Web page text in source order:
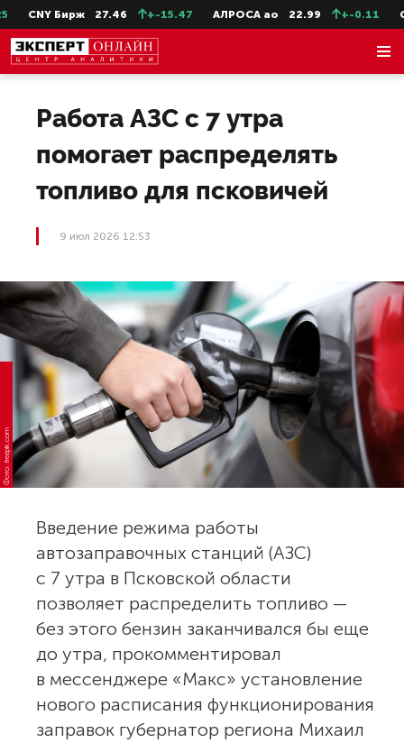
CNY Бирж 27.46 +-15.47 АЛРОСА ао 22.99 +-0.11
Работа АЗС с 7 утра
помогает распределять
топливо для псковичей
9 июл 2026 12:53
Фото: freepik.com
Введение режима работы
автозаправочных станций (АЗС)
с 7 утра в Псковской области
позволяет распределить топливо —
без этого бензин заканчивался бы еще
до утра, прокомментировал
в мессенджере «Макс» установление
нового расписания функционирования
заправок губернатор региона Михаил